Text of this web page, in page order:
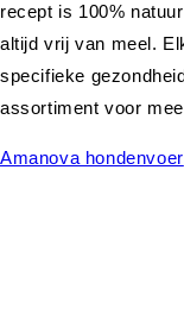
recept is 100%
altijd vrij van meel.
specifieke
assortiment voor
Amanova hondenvoer